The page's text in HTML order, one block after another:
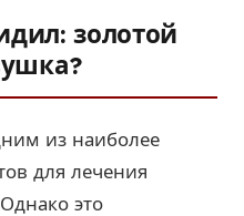
золотой
из наиболее
для лечения
это